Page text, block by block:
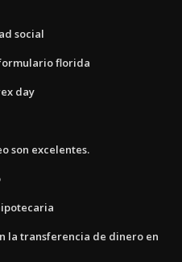
social
florida
day
son excelentes.
la transferencia de dinero en